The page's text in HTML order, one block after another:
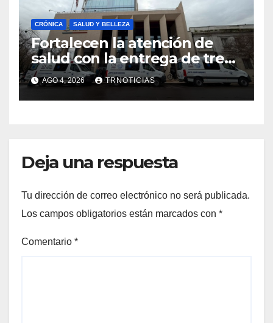
CRÓNICA SALUD Y BELLEZA
Fortalecen la atención de
salud con la entrega de tres
nuevas ambulancias para
Cauquenes y Sagrada Familia
AGO 4, 2026 TRNOTICIAS
Deja una respuesta
Tu dirección de correo electrónico no será publicada.
Los campos obligatorios están marcados con *
Comentario *